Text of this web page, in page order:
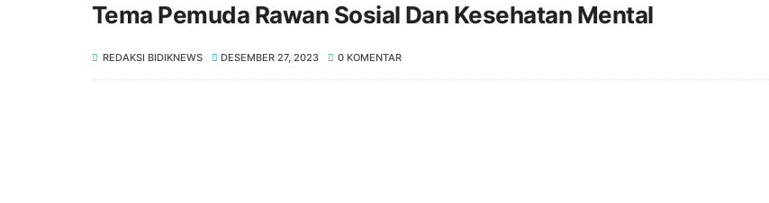
Tema Pemuda Rawan Sosial Dan Kesehatan Mental
REDAKSI BIDIKNEWS DESEMBER 27, 2023 0 KOMENTAR